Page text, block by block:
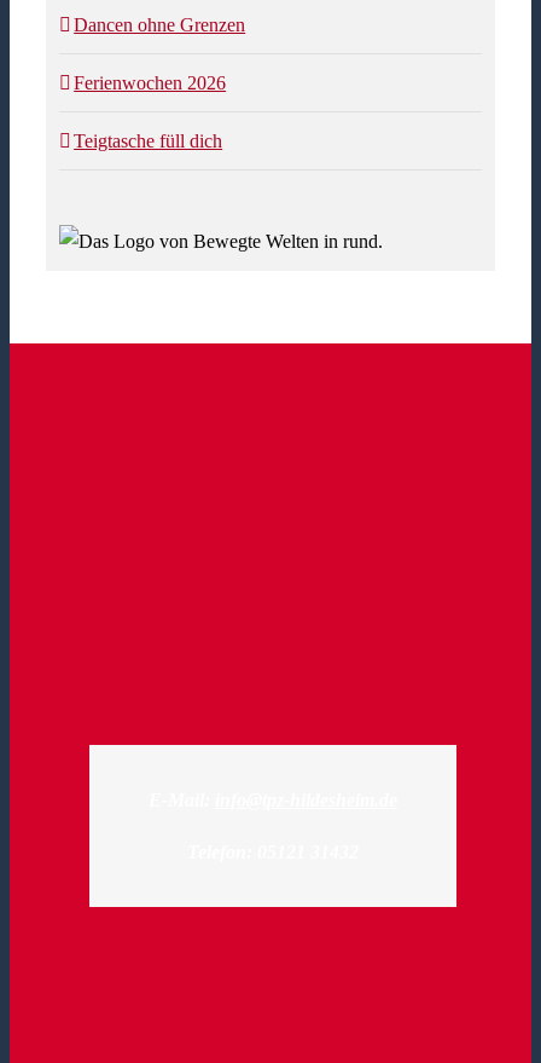
Dancen ohne Grenzen
Ferienwochen 2026
Teigtasche füll dich